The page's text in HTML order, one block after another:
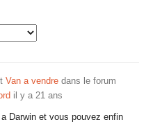
Van a vendre dans le forum
il y a 21 ans
Darwin et vous pouvez enfin